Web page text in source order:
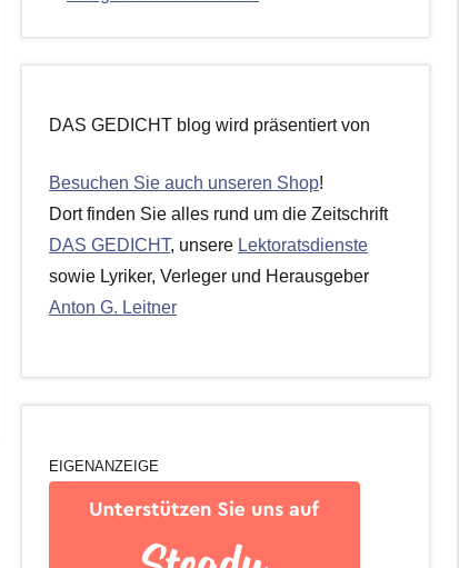
DAS GEDICHT blog wird präsentiert von
Besuchen Sie auch unseren Shop!
Dort finden Sie alles rund um die Zeitschrift
DAS GEDICHT, unsere Lektoratsdienste
sowie Lyriker, Verleger und Herausgeber
Anton G. Leitner
EIGENANZEIGE